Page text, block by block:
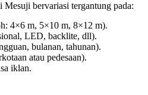
bervariasi tergantung pada:
4×6 m, 5×10 m, 8×12 m).
LED, backlite, dll).
bulanan, tahunan).
atau pedesaan).
iklan.